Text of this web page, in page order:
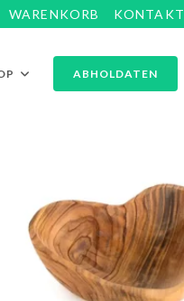
WARENKORB KONTAKT
ABHOLDATEN